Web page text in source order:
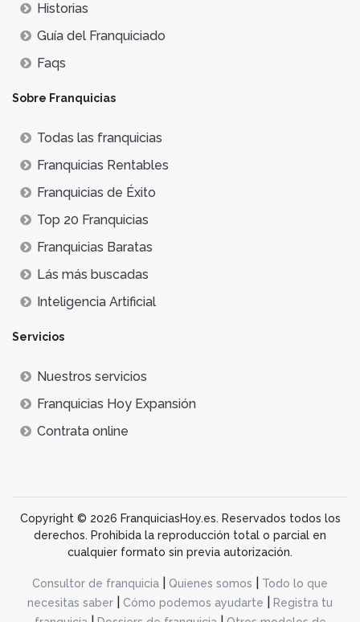
Historias
Guía del Franquiciado
Faqs
Sobre Franquicias
Todas las franquicias
Franquicias Rentables
Franquicias de Éxito
Top 20 Franquicias
Franquicias Baratas
Lás más buscadas
Inteligencia Artificial
Servicios
Nuestros servicios
Franquicias Hoy Expansión
Contrata online
Copyright © 2026 FranquiciasHoy.es. Reservados todos los
derechos. Prohibida la reproducción total o parcial en
cualquier formato sin previa autorización.
Consultor de franquicia Quienes somos
Todo lo que
necesitas saber
Cómo podemos ayudarte
Registra tu